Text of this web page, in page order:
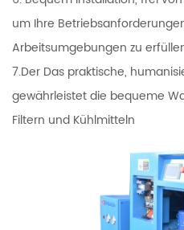
um Ihre
Arbeitsumgebungen zu
7.Der Das praktische,
gewährleistet die bequeme
Filtern und Kühlmitteln